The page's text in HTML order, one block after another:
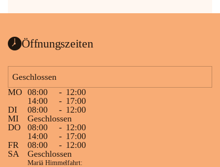
Öffnungszeiten
Geschlossen
MO 08:00 - 12:00
14:00
- 17:00
DI
08:00 - 12:00
MI
Geschlossen
DO
08:00 - 12:00
14:00
- 17:00
FR
08:00 - 12:00
SA
Geschlossen
Mariä Himmelfahrt: